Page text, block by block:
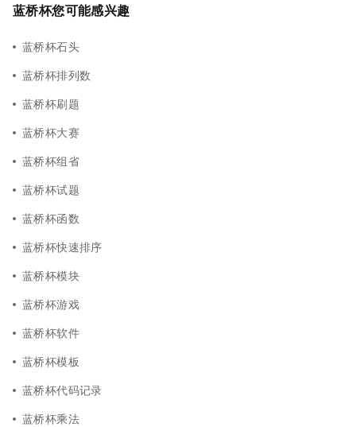
蓝桥杯您可能感兴趣
蓝桥杯石头
蓝桥杯排列数
蓝桥杯刷题
蓝桥杯大赛
蓝桥杯组省
蓝桥杯试题
蓝桥杯函数
蓝桥杯快速排序
蓝桥杯模块
蓝桥杯游戏
蓝桥杯软件
蓝桥杯模板
蓝桥杯代码记录
蓝桥杯乘法